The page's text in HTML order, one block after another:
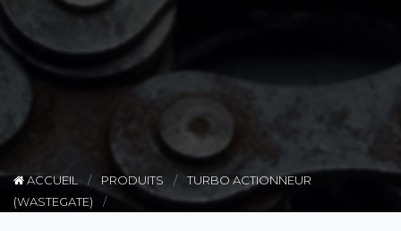
ACCUEIL PRODUITS
TURBO ACTIONNEUR
(WASTEGATE)